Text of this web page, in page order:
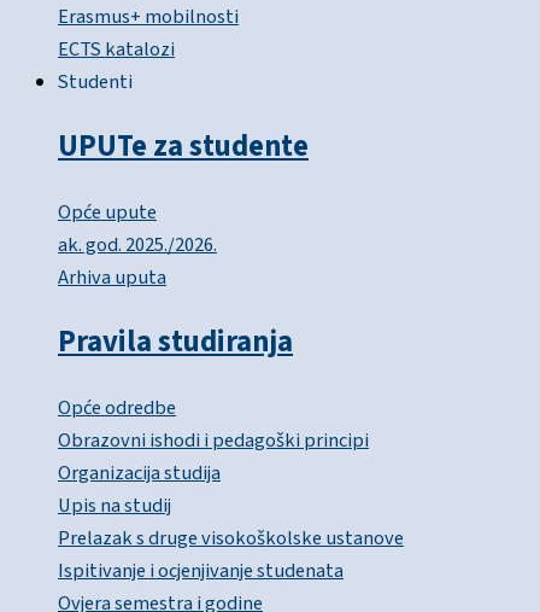
Erasmus+ mobilnosti
ECTS katalozi
Studenti
UPUTe za studente
Opće upute
ak. god. 2025./2026.
Arhiva uputa
Pravila studiranja
Opće odredbe
Obrazovni ishodi i pedagoški principi
Organizacija studija
Upis na studij
Prelazak s druge visokoškolske ustanove
Ispitivanje i ocjenjivanje studenata
Ovjera semestra i godine